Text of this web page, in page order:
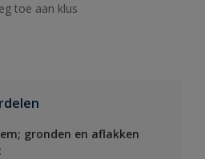
toe aan klus
gronden en aflakken